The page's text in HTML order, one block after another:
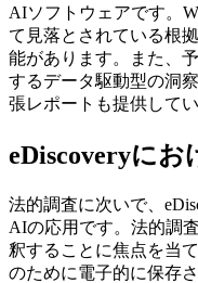
AIソフトウェアです。
て見落とされている根
能があります。また、
するデータ駆動型の洞
張レポートも提供してい
eDiscoveryにお
法的調査に次いで、
AIの応用です。法的調
釈することに焦点を当
のために電子的に保存